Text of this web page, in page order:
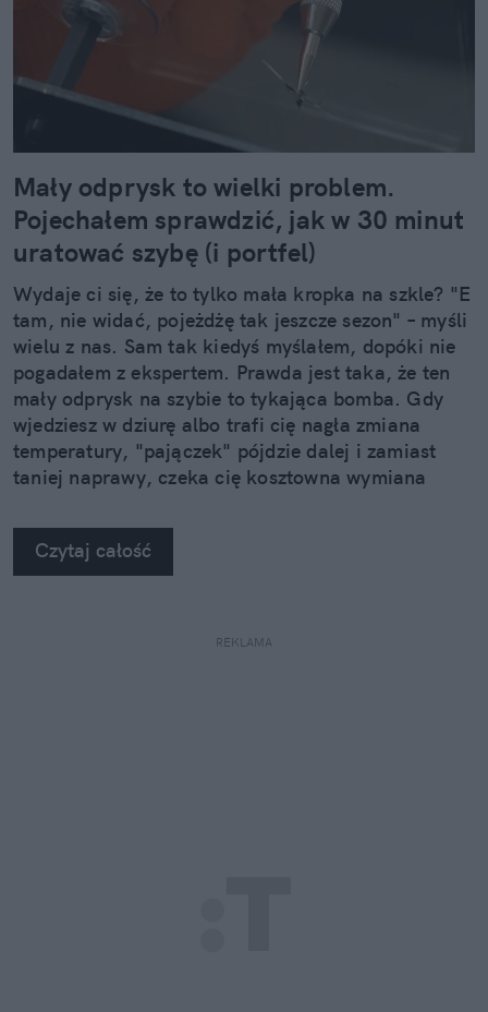
Mały odprysk to wielki problem.
Pojechałem sprawdzić, jak w 30 minut
uratować szybę (i portfel)
Wydaje ci się, że to tylko mała kropka na szkle? "E
tam, nie widać, pojeżdżę tak jeszcze sezon" – myśli
wielu z nas. Sam tak kiedyś myślałem, dopóki nie
pogadałem z ekspertem. Prawda jest taka, że ten
mały odprysk na szybie to tykająca bomba. Gdy
wjedziesz w dziurę albo trafi cię nagła zmiana
temperatury, "pajączek" pójdzie dalej i zamiast
taniej naprawy, czeka cię kosztowna wymiana
na własne oczy zobaczyć, jak profesjonaliści radzą
sobie z takimi uszkodzeniami.
Czytaj całość
REKLAMA